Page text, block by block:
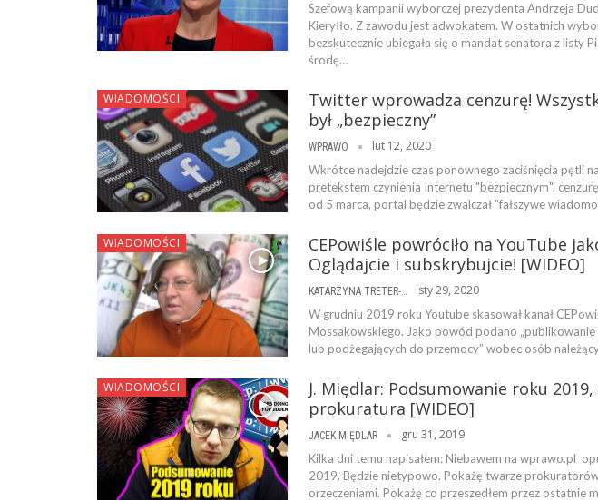
Szefową kampanii wyborczej prezydenta Andrzeja
Kieryłło. Z zawodu jest adwokatem. W ostatnich
bezskutecznie ubiegała się o mandat senatora z listy
środę…
WIADOMOŚCI
Twitter wprowadza cenzurę!
był „bezpieczny”
WPRAWO lut 12, 2020
Wkrótce nadejdzie czas ponownego zaciśnięcia pętli
pretekstem czynienia Internetu "bezpiecznym",
od 5 marca, portal będzie zwalczał "fałszywe
WIADOMOŚCI
CEPowiśle powróciło na YouTube
Oglądajcie i subskrybujcie! [WIDEO]
KATARZYNA TRETER-SIERPIŃSKA sty 29, 2020
W grudniu 2019 roku Youtube skasował kanał
Mossakowskiego. Jako powód podano
lub podżegających do przemocy” wobec osób
WIADOMOŚCI
J. Międlar: Podsumowanie roku
prokuratura [WIDEO]
JACEK MIĘDLAR gru 31, 2019
Kilka dni temu napisałem: Niebawem na wprawo.pl
2019. Będzie nietypowo. Pokażę twarze
orzeczeniami. Pokażę co przeszedłem przez ostatnie